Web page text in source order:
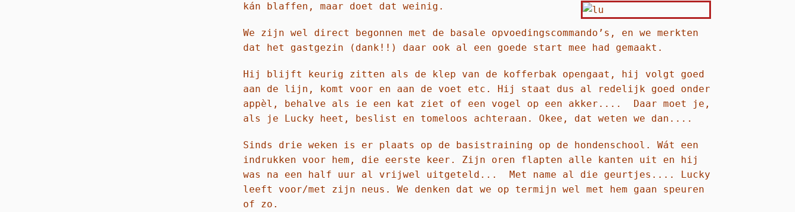
kán blaffen, maar doet dat weinig.
We zijn wel direct begonnen met de basale opvoedingscommando’s, en we merkten
dat het gastgezin (dank!!) daar ook al een goede start mee had gemaakt.
Hij blijft keurig zitten als de klep van de kofferbak opengaat, hij volgt goed
aan de lijn, komt voor en aan de voet etc. Hij staat dus al redelijk goed onder
appèl, behalve als ie een kat ziet of een vogel op een akker.... Daar moet je,
als je Lucky heet, beslist en tomeloos achteraan. Okee, dat weten we dan....
Sinds drie weken is er plaats op de basistraining op de hondenschool. Wát een
indrukken voor hem, die eerste keer. Zijn oren flapten alle kanten uit en hij
was na een half uur al vrijwel uitgeteld... Met name al die geurtjes.... Lucky
leeft voor/met zijn neus. We denken dat we op termijn wel met hem gaan speuren
of zo.